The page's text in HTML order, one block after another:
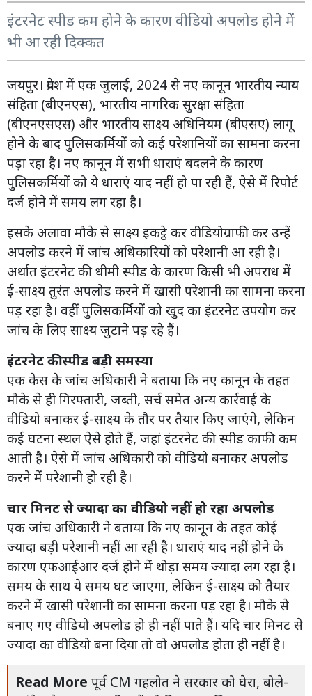
इंटरनेट स्पीड कम होने के कारण वीडियो अपलोड होने में
भी आ रही दिक्कत
जयपुर। प्रदेश में एक जुलाई, 2024 से नए कानून भारतीय न्याय
संहिता (बीएनएस), भारतीय नागरिक सुरक्षा संहिता
(बीएनएसएस) और भारतीय साक्ष्य अधिनियम (बीएसए) लागू
होने के बाद पुलिसकर्मियों को कई परेशानियों का सामना करना
पड़ा रहा है। नए कानून में सभी धाराएं बदलने के कारण
पुलिसकर्मियों को ये धाराएं याद नहीं हो पा रही हैं, ऐसे में रिपोर्ट
दर्ज होने में समय लग रहा है।
इसके अलावा मौके से साक्ष्य इकट्ठे कर वीडियोग्राफी कर उन्हें
अपलोड करने में जांच अधिकारियों को परेशानी आ रही है।
अर्थात इंटरनेट की धीमी स्पीड के कारण किसी भी अपराध में
ई-साक्ष्य तुरंत अपलोड करने में खासी परेशानी का सामना करना
पड़ रहा है। वहीं पुलिसकर्मियों को खुद का इंटरनेट उपयोग कर
जांच के लिए साक्ष्य जुटाने पड़ रहे हैं।
इंटरनेट की स्पीड बड़ी समस्या
एक केस के जांच अधिकारी ने बताया कि नए कानून के तहत
मौके से ही गिरफ्तारी, जब्ती, सर्च समेत अन्य कार्रवाई के
वीडियो बनाकर ई-साक्ष्य के तौर पर तैयार किए जाएंगे, लेकिन
कई घटना स्थल ऐसे होते हैं, जहां इंटरनेट की स्पीड काफी कम
आती है। ऐसे में जांच अधिकारी को वीडियो बनाकर अपलोड
करने में परेशानी हो रही है।
चार मिनट से ज्यादा का वीडियो नहीं हो रहा अपलोड
एक जांच अधिकारी ने बताया कि नए कानून के तहत कोई
ज्यादा बड़ी परेशानी नहीं आ रही है। धाराएं याद नहीं होने के
कारण एफआईआर दर्ज होने में थोड़ा समय ज्यादा लग रहा है।
समय के साथ ये समय घट जाएगा, लेकिन ई-साक्ष्य को तैयार
करने में खासी परेशानी का सामना करना पड़ रहा है। मौके से
बनाए गए वीडियो अपलोड हो ही नहीं पाते हैं। यदि चार मिनट से
ज्यादा का वीडियो बना दिया तो वो अपलोड होता ही नहीं है।
Read More पूर्व CM गहलोत ने सरकार को घेरा, बोले-